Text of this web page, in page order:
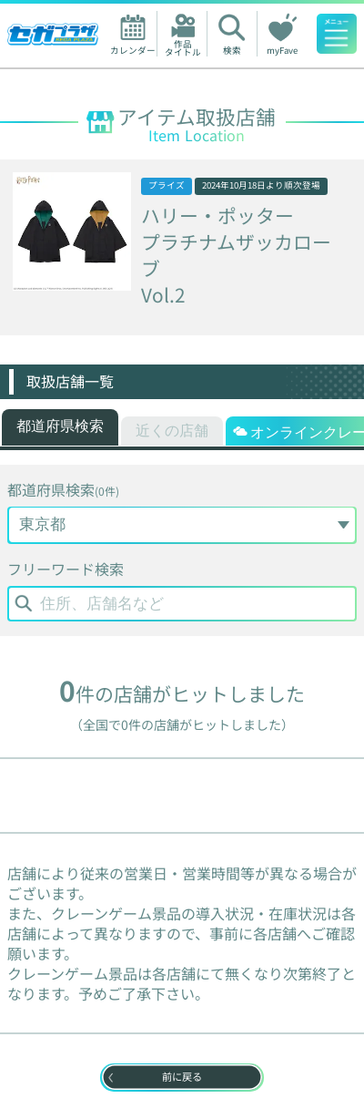
カレンダー 作品
タイトル 検索 myFave
人気ワード
アイテム取扱店舗
Item Location
プライズ 2024年10月18日 より順次登場
ハリー・ポッター
プラチナムザッカロー
ブ
Vol.2
取扱店舗一覧
都道府県検索 近くの店舗 オンラインクレー
都道府県検索(0件)
フリーワード検索
0件の店舗がヒットしました
（全国で0件の店舗がヒットしました）
店舗により従来の営業日・営業時間等が異なる場合が
ございます。
また、クレーンゲーム景品の導入状況・在庫状況は各
店舗によって異なりますので、事前に各店舗へご確認
願います。
クレーンゲーム景品は各店舗にて無くなり次第終了と
なります。予めご了承下さい。
前に戻る